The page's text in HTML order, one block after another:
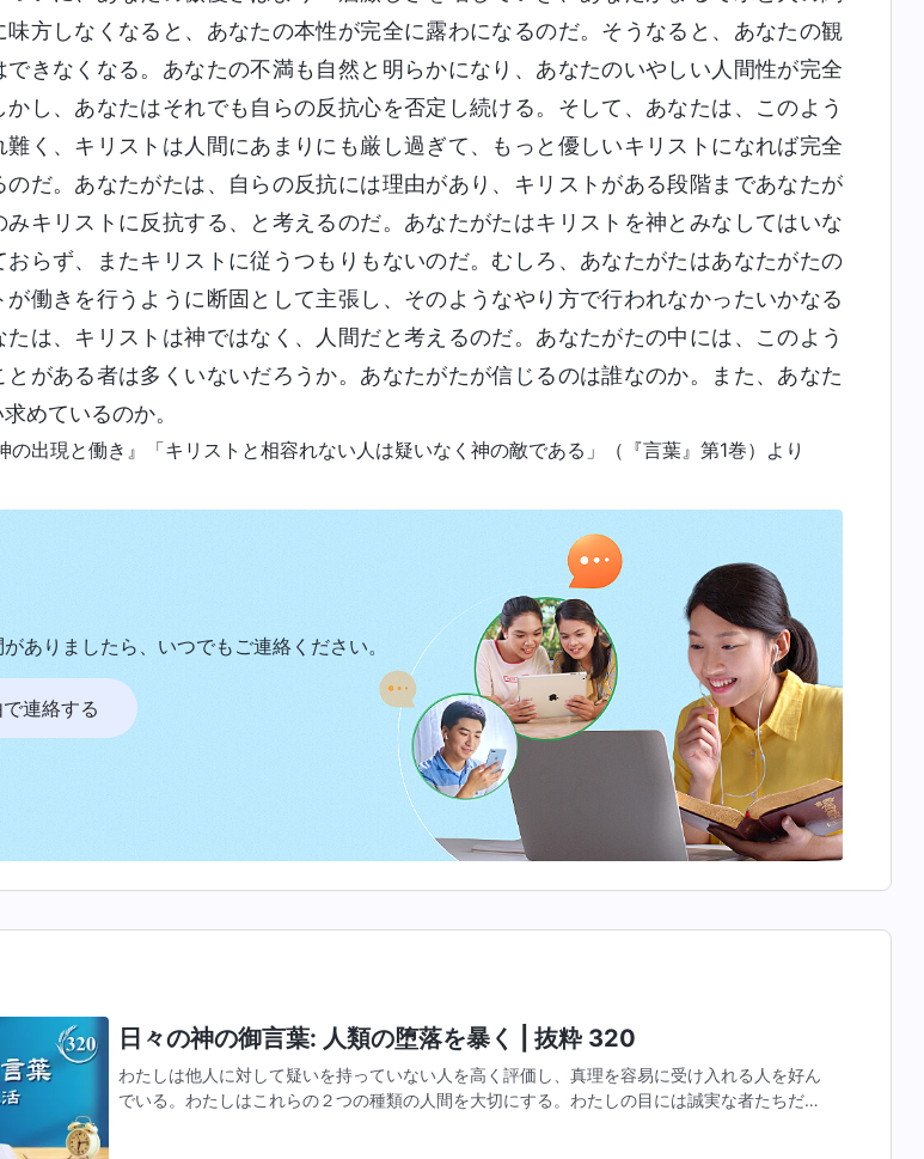
方しなくなると、あなたの本性が完全に露わになるのだ。そうなると、あなたの観
きなくなる。あなたの不満も自然と明らかになり、あなたのいやしい人間性が完全
し、あなたはそれでも自らの反抗心を否定し続ける。そして、あなたは、このよう
難く、キリストは人間にあまりにも厳し過ぎて、もっと優しいキリストになれば完全
のだ。あなたがたは、自らの反抗には理由があり、キリストがある段階まであなたが
みキリストに反抗する、と考えるのだ。あなたがたはキリストを神とみなしてはいな
おらず、またキリストに従うつもりもないのだ。むしろ、あなたがたはあなたがたの
働きを行うように断固として主張し、そのようなやり方で行われなかったいかなる
は、キリストは神ではなく、人間だと考えるのだ。あなたがたの中には、このよう
とがある者は多くいないだろうか。あなたがたが信じるのは誰なのか。また、あなた
めているのか。
の出現と働き』「キリストと相容れない人は疑いなく神の敵である」（『言葉』第1巻）より
ありましたら、いつでもご連絡ください。
連絡する
日々の神の御言葉: 人類の堕落を暴く | 抜粋 320
わたしは他人に対して疑いを持っていない人を高く評価し、真理を容易に受け入れる人を好ん
でいる。わたしはこれらの２つの種類の人間を大切にする。わたしの目には誠実な者たちだか